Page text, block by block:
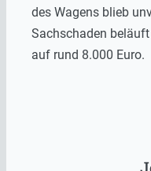
des Wagens blieb
Sachschaden
auf rund 8.000 Euro.